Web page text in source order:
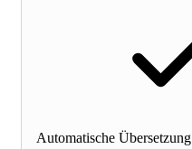
Automatische Übersetzung